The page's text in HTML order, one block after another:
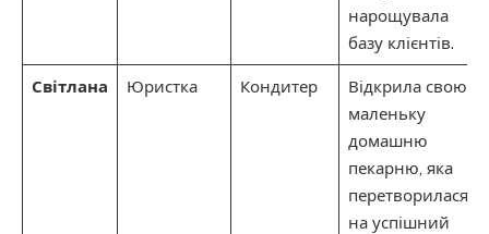
нарощувала
базу клієнтів.
Світлана Юристка Кондитер
Відкрила свою
маленьку
домашню
пекарню, яка
перетворилася
на успішний